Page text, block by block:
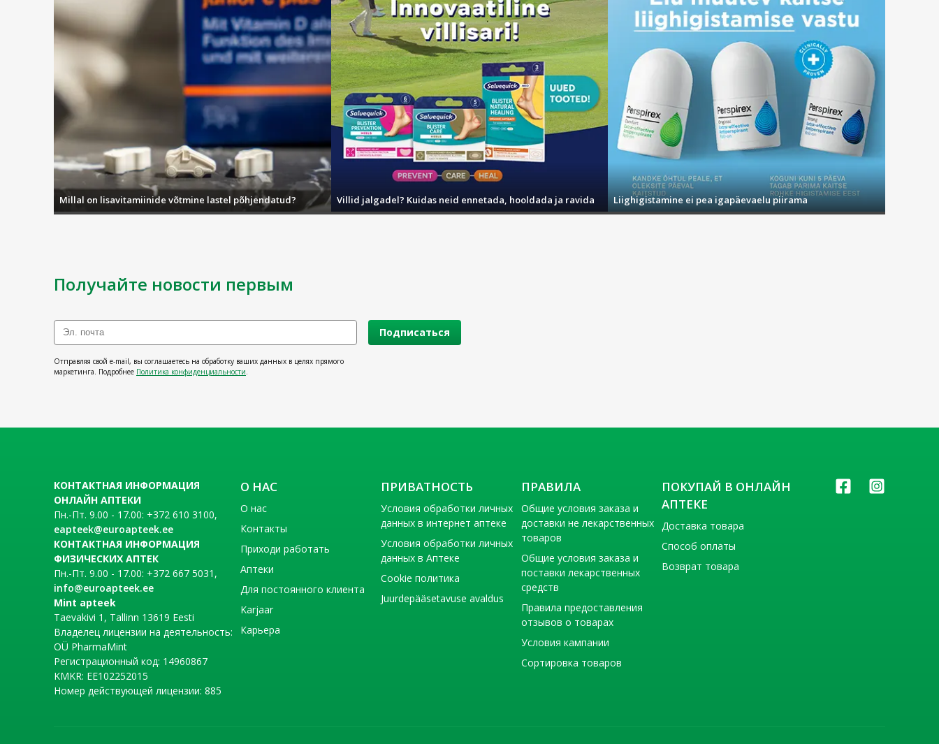
Millal on lisavitamiinide võtmine lastel põhjendatud? Villid jalgadel? Kuidas neid ennetada, hooldada ja ravida Liighigistamine ei pea igapäevaelu piirama
Получайте новости первым
Подписаться
Отправляя свой e-mail, вы соглашаетесь на обработку ваших данных в целях прямого
маркетинга. Подробнее Политика конфиденциальности
КОНТАКТНАЯ ИНФОРМАЦИЯ
ОНЛАЙН АПТЕКИ
Пн.-Пт. 9.00 - 17.00: +372 610 3100,
eapteek@euroapteek.ee
КОНТАКТНАЯ ИНФОРМАЦИЯ
ФИЗИЧЕСКИХ АПТЕК
Пн.-Пт. 9.00 - 17.00: +372 667 5031,
info@euroapteek.ee
Mint apteek
Taevakivi 1, Tallinn 13619 Eesti
Владелец лицензии на деятельность:
OÜ PharmaMint
Регистрационный код: 14960867
KMKR: EE102252015
Номер действующей лицензии: 885
О НАС
О нас
Контакты
Приходи работать
Аптеки
Для постоянного клиента
Karjaar
Карьера
ПРИВАТНОСТЬ
Условия обработки личных
данных в интернет аптеке
Условия обработки личных
данных в Аптеке
Cookie политика
Juurdepääsetavuse avaldus
ПРАВИЛА
Общие условия заказа и
доставки не лекарственных
товаров
Общие условия заказа и
поставки лекарственных
средств
Правила предоставления
отзывов о товарах
Условия кампании
Сортировка товаров
ПОКУПАЙ В ОНЛАЙН
АПТЕКЕ
Доставка товара
Способ оплаты
Возврат товара